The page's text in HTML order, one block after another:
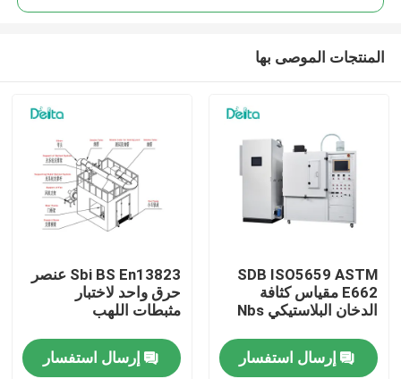
المنتجات الموصى بها
SDB ISO5659 ASTM
E662 مقياس كثافة
الدخان البلاستيكي Nbs
إرسال استفسار
Sbi BS En13823 عنصر
حرق واحد لاختبار
مثبطات اللهب
إرسال استفسار